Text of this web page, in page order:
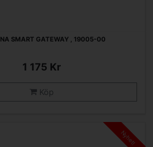
SMART GATEWAY , 19005-00
1 175 Kr
Köp
Nyhet!